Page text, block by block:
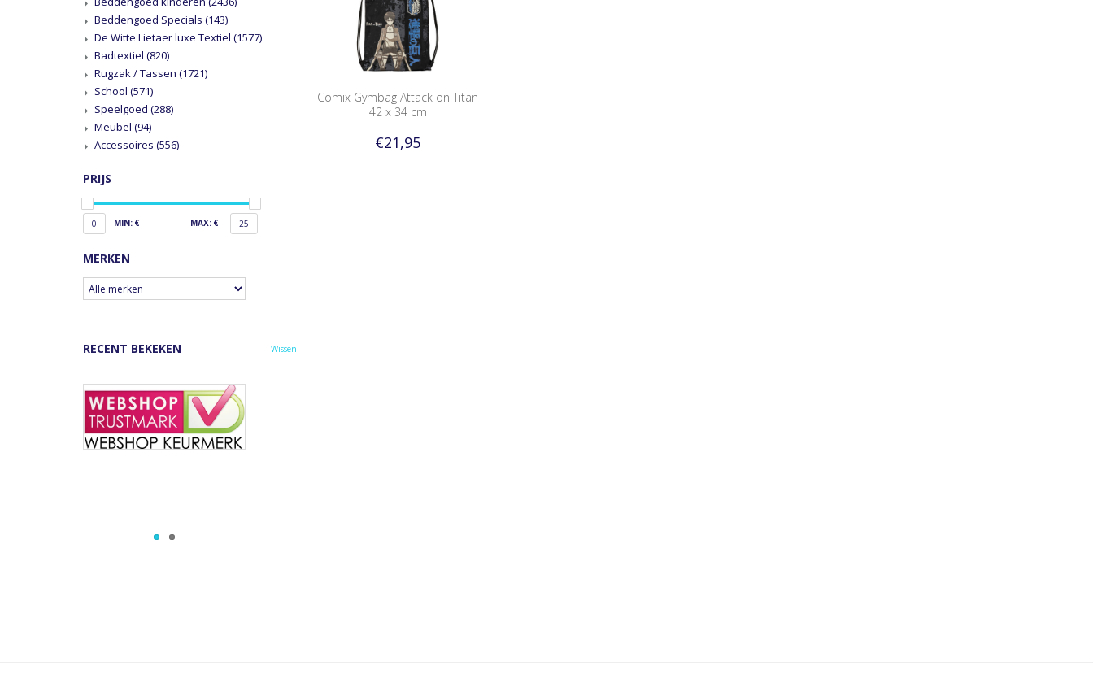
Beddengoed Specials (143)
De Witte Lietaer luxe Textiel (1577)
Badtextiel (820)
Rugzak / Tassen (1721)
School (571)
Speelgoed (288)
Meubel (94)
Accessoires (556)
PRIJS
0 MIN: € MAX: € 25
MERKEN
RECENT BEKEKEN Wissen
Comix Gymbag Attack on Titan
42 x 34 cm
€21,95